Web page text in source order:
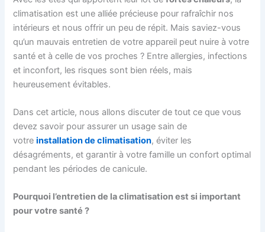
climatisation est une alliée précieuse pour rafraîchir nos
intérieurs et nous offrir un peu de répit. Mais saviez-vous
qu’un mauvais entretien de votre appareil peut nuire à votre
santé et à celle de vos proches ? Entre allergies, infections
et inconfort, les risques sont bien réels, mais
heureusement évitables.
Dans cet article, nous allons discuter de tout ce que vous
devez savoir pour assurer un usage sain de
votreinstallation de climatisation, éviter les
désagréments, et garantir à votre famille un confort optimal
pendant les périodes de canicule.
Pourquoi l’entretien de la climatisation est si important
pour votre santé ?